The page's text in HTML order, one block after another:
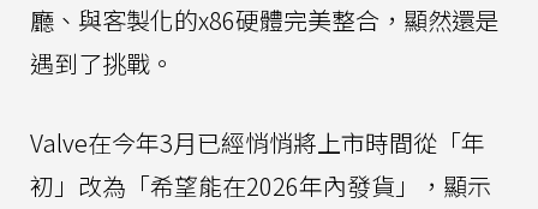
廳、與客製化的x86硬體完美整合，顯然還是
遇到了挑戰。
Valve在今年3月已經悄悄將上市時間從「年
初」改為「希望能在2026年內發貨」，顯示